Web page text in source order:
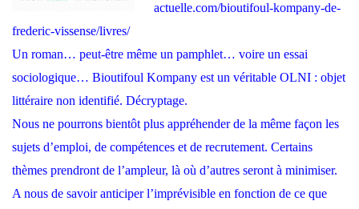
actuelle.com/bioutifoul-kompany-de-
frederic-vissense/livres/
Un roman… peut-être même un pamphlet… voire un essai
sociologique… Bioutifoul Kompany est un véritable OLNI : objet
littéraire non identifié. Décryptage.
Nous ne pourrons bientôt plus appréhender de la même façon les
sujets d’emploi, de compétences et de recrutement. Certains
thèmes prendront de l’ampleur, là où d’autres seront à minimiser.
A nous de savoir anticiper l’imprévisible en fonction de ce que